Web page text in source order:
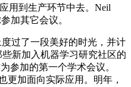
用到生产环节中去。Neil
加其它会议。
过了一段美好的时光，并计
新加入机器学习研究社区的
参加的第一个学术会议。
更加面向实际应用。明年，